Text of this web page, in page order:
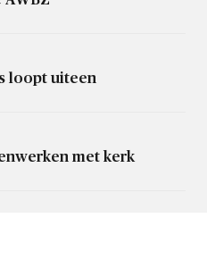
loopt uiteen
met kerk